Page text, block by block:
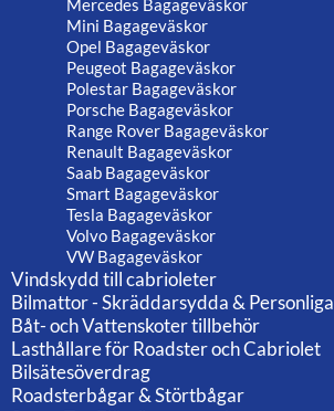
Mercedes Bagageväskor
Mini Bagageväskor
Opel Bagageväskor
Peugeot Bagageväskor
Polestar Bagageväskor
Porsche Bagageväskor
Range Rover Bagageväskor
Renault Bagageväskor
Saab Bagageväskor
Smart Bagageväskor
Tesla Bagageväskor
Volvo Bagageväskor
VW Bagageväskor
Vindskydd till cabrioleter
Bilmattor - Skräddarsydda & Personliga
Båt- och Vattenskoter tillbehör
Lasthållare för Roadster och Cabriolet
Bilsätesöverdrag
Roadsterbågar & Störtbågar